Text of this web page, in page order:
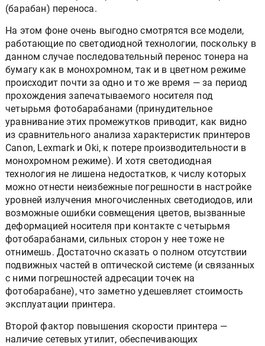
(барабан) переноса.
На этом фоне очень выгодно смотрятся все модели,
работающие по светодиодной технологии, поскольку в
данном случае последовательный перенос тонера на
бумагу как в монохромном, так и в цветном режиме
происходит почти за одно и то же время — за период
прохождения запечатываемого носителя под
четырьмя фотобарабанами (принудительное
уравнивание этих промежутков приводит, как видно
из сравнительного анализа характеристик принтеров
Canon, Lexmark и Oki, к потере производительности в
монохромном режиме). И хотя светодиодная
технология не лишена недостатков, к числу которых
можно отнести неизбежные погрешности в настройке
уровней излучения многочисленных светодиодов, или
возможные ошибки совмещения цветов, вызванные
деформацией носителя при контакте с четырьмя
фотобарабанами, сильных сторон у нее тоже не
отнимешь. Достаточно сказать о полном отсутствии
подвижных частей в оптической системе (и связанных
с ними погрешностей адресации точек на
фотобарабане), что заметно удешевляет стоимость
эксплуатации принтера.
Второй фактор повышения скорости принтера —
наличие сетевых утилит, обеспечивающих